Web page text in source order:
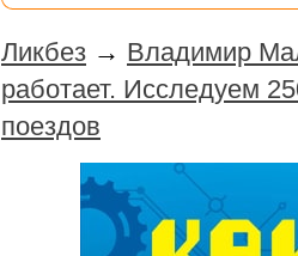
Ликбез → Владимир
работает. Исследуем
поездов